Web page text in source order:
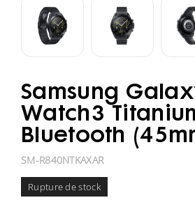
Samsung
Watch3
Bluetooth
SM-R840NTKAXAR
Rupture de stock